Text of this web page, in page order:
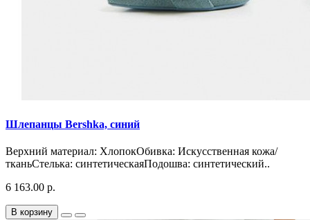
Шлепанцы Bershka, синий
Верхний материал: ХлопокОбивка: Искусственная кожа/
тканьСтелька: синтетическаяПодошва: синтетический..
6 163.00 р.
В корзину